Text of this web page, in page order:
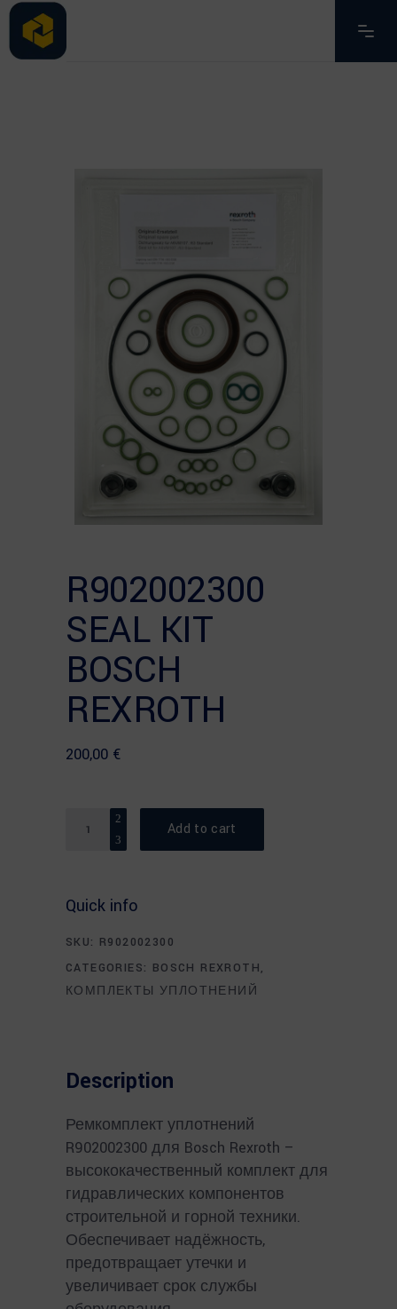
R902002300
SEAL KIT
BOSCH
REXROTH
200,00 €
Quantity
Add to cart
Quick info
SKU: R902002300
CATEGORIES: BOSCH REXROTH,
КОМПЛЕКТЫ УПЛОТНЕНИЙ
Description
Ремкомплект уплотнений
R902002300 для Bosch Rexroth –
высококачественный комплект для
гидравлических компонентов
строительной и горной техники.
Обеспечивает надёжность,
предотвращает утечки и
увеличивает срок службы